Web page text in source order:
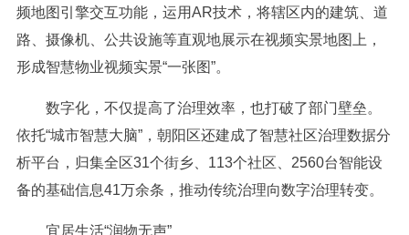
频地图引擎交互功能，运用AR技术，将辖区内的建筑、道
路、摄像机、公共设施等直观地展示在视频实景地图上，
形成智慧物业视频实景“一张图”。
数字化，不仅提高了治理效率，也打破了部门壁垒。
依托“城市智慧大脑”，朝阳区还建成了智慧社区治理数据分
析平台，归集全区31个街乡、113个社区、2560台智能设
备的基础信息41万余条，推动传统治理向数字治理转变。
宜居生活“润物无声”